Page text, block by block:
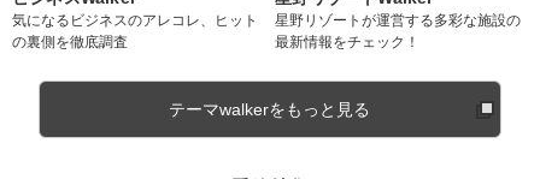
気になるビジネスのアレコレ、ヒット
の裏側を徹底調査
星野リゾートが運営する多彩な施設の
最新情報をチェック！
テーマwalkerをもっと見る